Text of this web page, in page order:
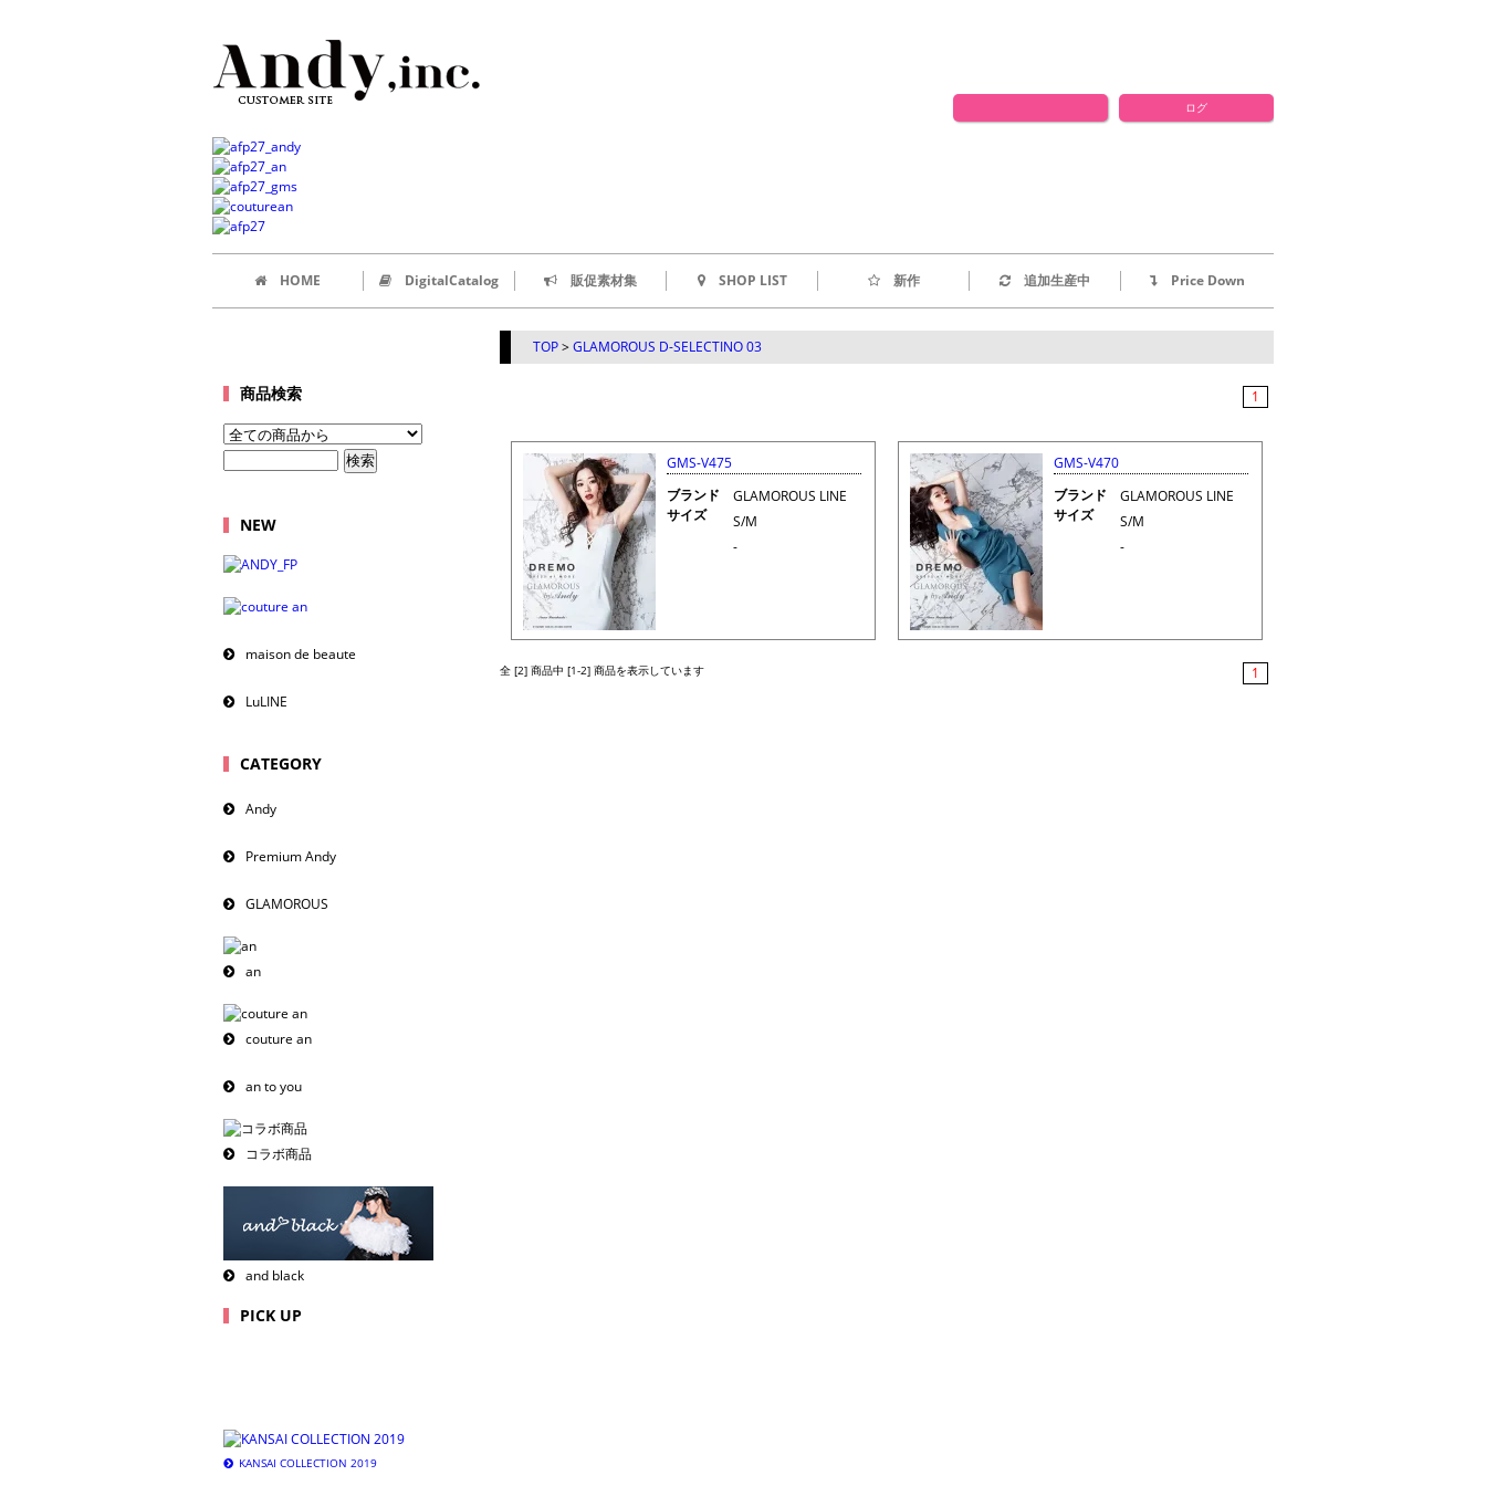
ログ
HOME DigitalCatalog 販促素材集 SHOP LIST 新作 追加生産中 Price Down
商品検索
NEW
maison de beaute
LuLINE
CATEGORY
Andy
Premium Andy
GLAMOROUS
an
couture an
an to you
コラボ商品
and black
PICK UP
KANSAI COLLECTION 2019
TOP>GLAMOROUS D-SELECTINO 03
1
GLAMOROUS LINE
S/M
-
GMS-V475
ブランド
サイズ
GLAMOROUS LINE
S/M
-
GMS-V470
ブランド
サイズ
全 [2] 商品中 [1-2] 商品を表示しています 1